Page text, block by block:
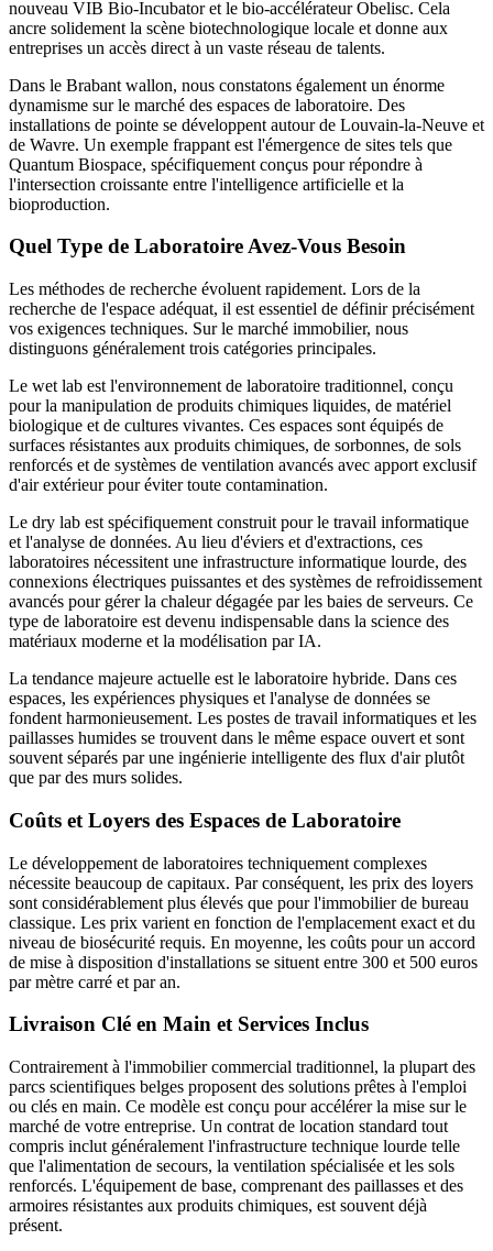
nouveau VIB Bio-Incubator et le bio-accélérateur Obelisc. Cela
ancre solidement la scène biotechnologique locale et donne aux
entreprises un accès direct à un vaste réseau de talents.
Dans le Brabant wallon, nous constatons également un énorme
dynamisme sur le marché des espaces de laboratoire. Des
installations de pointe se développent autour de Louvain-la-Neuve et
de Wavre. Un exemple frappant est l'émergence de sites tels que
Quantum Biospace, spécifiquement conçus pour répondre à
l'intersection croissante entre l'intelligence artificielle et la
bioproduction.
Quel Type de Laboratoire Avez-Vous Besoin
Les méthodes de recherche évoluent rapidement. Lors de la
recherche de l'espace adéquat, il est essentiel de définir précisément
vos exigences techniques. Sur le marché immobilier, nous
distinguons généralement trois catégories principales.
Le wet lab est l'environnement de laboratoire traditionnel, conçu
pour la manipulation de produits chimiques liquides, de matériel
biologique et de cultures vivantes. Ces espaces sont équipés de
surfaces résistantes aux produits chimiques, de sorbonnes, de sols
renforcés et de systèmes de ventilation avancés avec apport exclusif
d'air extérieur pour éviter toute contamination.
Le dry lab est spécifiquement construit pour le travail informatique
et l'analyse de données. Au lieu d'éviers et d'extractions, ces
laboratoires nécessitent une infrastructure informatique lourde, des
connexions électriques puissantes et des systèmes de refroidissement
avancés pour gérer la chaleur dégagée par les baies de serveurs. Ce
type de laboratoire est devenu indispensable dans la science des
matériaux moderne et la modélisation par IA.
La tendance majeure actuelle est le laboratoire hybride. Dans ces
espaces, les expériences physiques et l'analyse de données se
fondent harmonieusement. Les postes de travail informatiques et les
paillasses humides se trouvent dans le même espace ouvert et sont
souvent séparés par une ingénierie intelligente des flux d'air plutôt
que par des murs solides.
Coûts et Loyers des Espaces de Laboratoire
Le développement de laboratoires techniquement complexes
nécessite beaucoup de capitaux. Par conséquent, les prix des loyers
sont considérablement plus élevés que pour l'immobilier de bureau
classique. Les prix varient en fonction de l'emplacement exact et du
niveau de biosécurité requis. En moyenne, les coûts pour un accord
de mise à disposition d'installations se situent entre 300 et 500 euros
par mètre carré et par an.
Livraison Clé en Main et Services Inclus
Contrairement à l'immobilier commercial traditionnel, la plupart des
parcs scientifiques belges proposent des solutions prêtes à l'emploi
ou clés en main. Ce modèle est conçu pour accélérer la mise sur le
marché de votre entreprise. Un contrat de location standard tout
compris inclut généralement l'infrastructure technique lourde telle
que l'alimentation de secours, la ventilation spécialisée et les sols
renforcés. L'équipement de base, comprenant des paillasses et des
armoires résistantes aux produits chimiques, est souvent déjà
présent.